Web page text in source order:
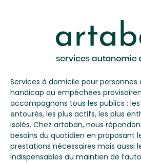
Services à domicile pour
handicap ou empêchées
accompagnons tous les publics :
entourés, les plus actifs, les plus
isolés. Chez artaban, nous
besoins du quotidien en proposant
prestations nécessaires mais aussi
indispensables au maintien de